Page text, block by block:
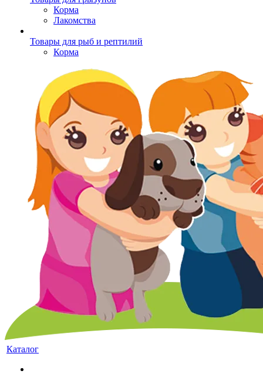
Корма
Лакомства
Товары для рыб и рептилий
Корма
Каталог